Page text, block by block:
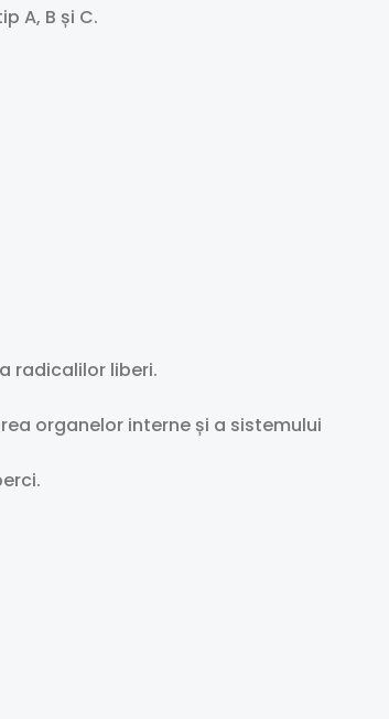
A, B și C.
radicalilor liberi.
organelor interne și a sistemului